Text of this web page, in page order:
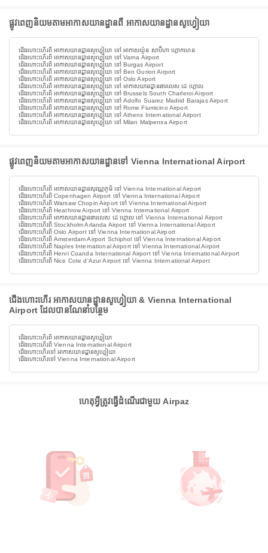
ផ្លូវពេញនិយមតាមអាកាសយានដ្ឋានពី អាកាសយានដ្ឋានសូហ្វៀយា
ជើងហោះហើរពី អាកាសយានដ្ឋានសូហ្វៀយា ទៅ អាកាសយ៉ូន សាប៊ីហា ហ្គោកហេន
ជើងហោះហើរពី អាកាសយានដ្ឋានសូហ្វៀយា ទៅ Varna Airport
ជើងហោះហើរពី អាកាសយានដ្ឋានសូហ្វៀយា ទៅ Burgas Airport
ជើងហោះហើរពី អាកាសយានដ្ឋានសូហ្វៀយា ទៅ Ben Gurion Airport
ជើងហោះហើរពី អាកាសយានដ្ឋានសូហ្វៀយា ទៅ Oslo Airport
ជើងហោះហើរពី អាកាសយានដ្ឋានសូហ្វៀយា ទៅ អាកាសយានដ្ឋានឆារលេស ដេ ហ្គោល
ជើងហោះហើរពី អាកាសយានដ្ឋានសូហ្វៀយា ទៅ Brussels South Charleroi Airport
ជើងហោះហើរពី អាកាសយានដ្ឋានសូហ្វៀយា ទៅ Adolfo Suarez Madrid Barajas Airport
ជើងហោះហើរពី អាកាសយានដ្ឋានសូហ្វៀយា ទៅ Rome Fiumicino Airport
ជើងហោះហើរពី អាកាសយានដ្ឋានសូហ្វៀយា ទៅ Athens International Airport
ជើងហោះហើរពី អាកាសយានដ្ឋានសូហ្វៀយា ទៅ Milan Malpensa Airport
ផ្លូវពេញនិយមតាមអាកាសយានដ្ឋានទៅ Vienna International Airport
ជើងហោះហើរពី អាកាសយានដ្ឋានសុវណ្ណភូមិ ទៅ Vienna International Airport
ជើងហោះហើរពី Copenhagen Airport ទៅ Vienna International Airport
ជើងហោះហើរពី Warsaw Chopin Airport ទៅ Vienna International Airport
ជើងហោះហើរពី Heathrow Airport ទៅ Vienna International Airport
ជើងហោះហើរពី អាកាសយានដ្ឋានឆារលេស ដេ ហ្គោល ទៅ Vienna International Airport
ជើងហោះហើរពី Stockholm Arlanda Airport ទៅ Vienna International Airport
ជើងហោះហើរពី Oslo Airport ទៅ Vienna International Airport
ជើងហោះហើរពី Amsterdam Airport Schiphol ទៅ Vienna International Airport
ជើងហោះហើរពី Naples International Airport ទៅ Vienna International Airport
ជើងហោះហើរពី Henri Coanda International Airport ទៅ Vienna International Airport
ជើងហោះហើរពី Nice Cote d'Azur Airport ទៅ Vienna International Airport
ជើងហោះហើរ អាកាសយានដ្ឋានសូហ្វៀយា & Vienna International
Airport ដែលបានណែនាំបន្ថែម
ជើងហោះហើរពី អាកាសយានដ្ឋានសូហ្វៀយា
ជើងហោះហើរពី Vienna International Airport
ជើងហោះហើរទៅ អាកាសយានដ្ឋានសូហ្វៀយា
ជើងហោះហើរទៅ Vienna International Airport
ហេតុអ្វីត្រូវធ្វើដំណើរជាមួយ Airpaz